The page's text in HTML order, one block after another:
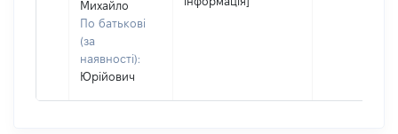
Михайло
По батькові
(за
наявності):
Юрійович